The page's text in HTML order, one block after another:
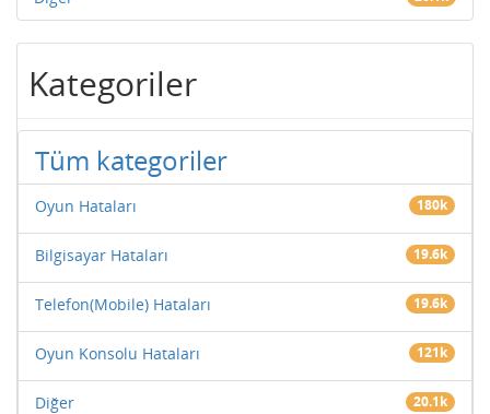
Kategoriler
Tüm kategoriler
Oyun Hataları 180k
Bilgisayar Hataları 19.6k
Telefon(Mobile) Hataları 19.6k
Oyun Konsolu Hataları 121k
Diğer 20.1k